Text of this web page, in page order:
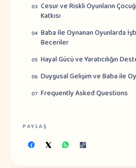
03 Cesur ve Riskli Oyunların
Katkısı
04 Baba İle Oynanan Oyunlarda
Beceriler
05 Hayal Gücü ve Yaratıcılığın
06 Duygusal Gelişim ve Baba ile
07 Frequently Asked Questions
PAYLAŞ